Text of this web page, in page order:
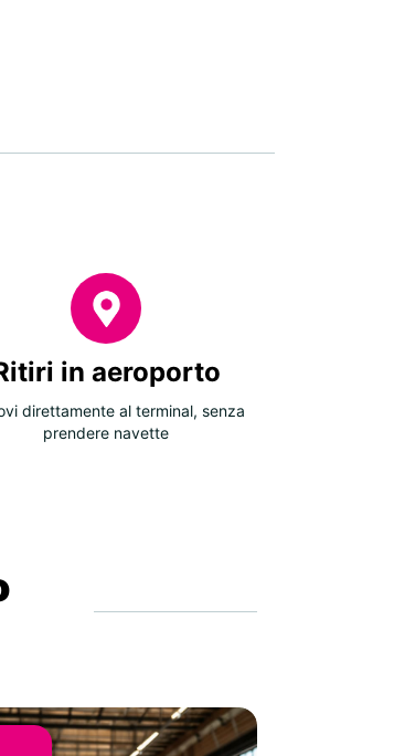
in aeroporto
direttamente al terminal, senza
prendere navette